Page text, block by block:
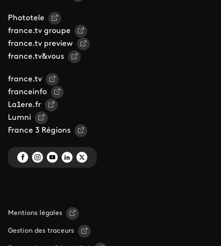
Phototele
france.tv groupe
france.tv preview
france.tv&vous
france.tv
franceinfo
La1ere.fr
Lumni
France 3 Régions
Mentions légales
Gestion des traceurs